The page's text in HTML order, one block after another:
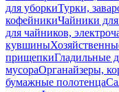
для уборкиТурки,
кофейникиЧайники
для чайников,
кувшины
прищепкиГладильные
мусораОрганайзеры,
бумажные полотенца